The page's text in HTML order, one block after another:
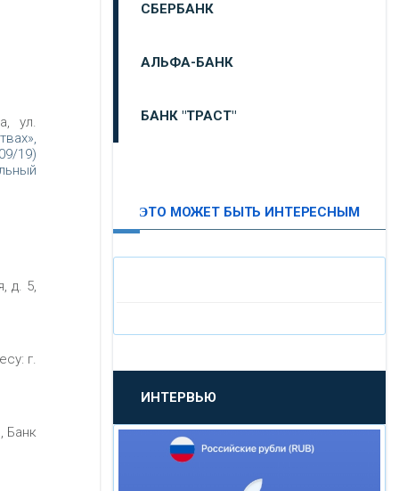
ул.
19)
д. 5,
г.
Банк
СБЕРБАНК
АЛЬФА-БАНК
БАНК "ТРАСТ"
«ПРОМСВЯЗЬБАНК»
«НОВИКОМБАНК»
ЭТО МОЖЕТ БЫТЬ ИНТЕРЕСНЫМ
ИНТЕРВЬЮ